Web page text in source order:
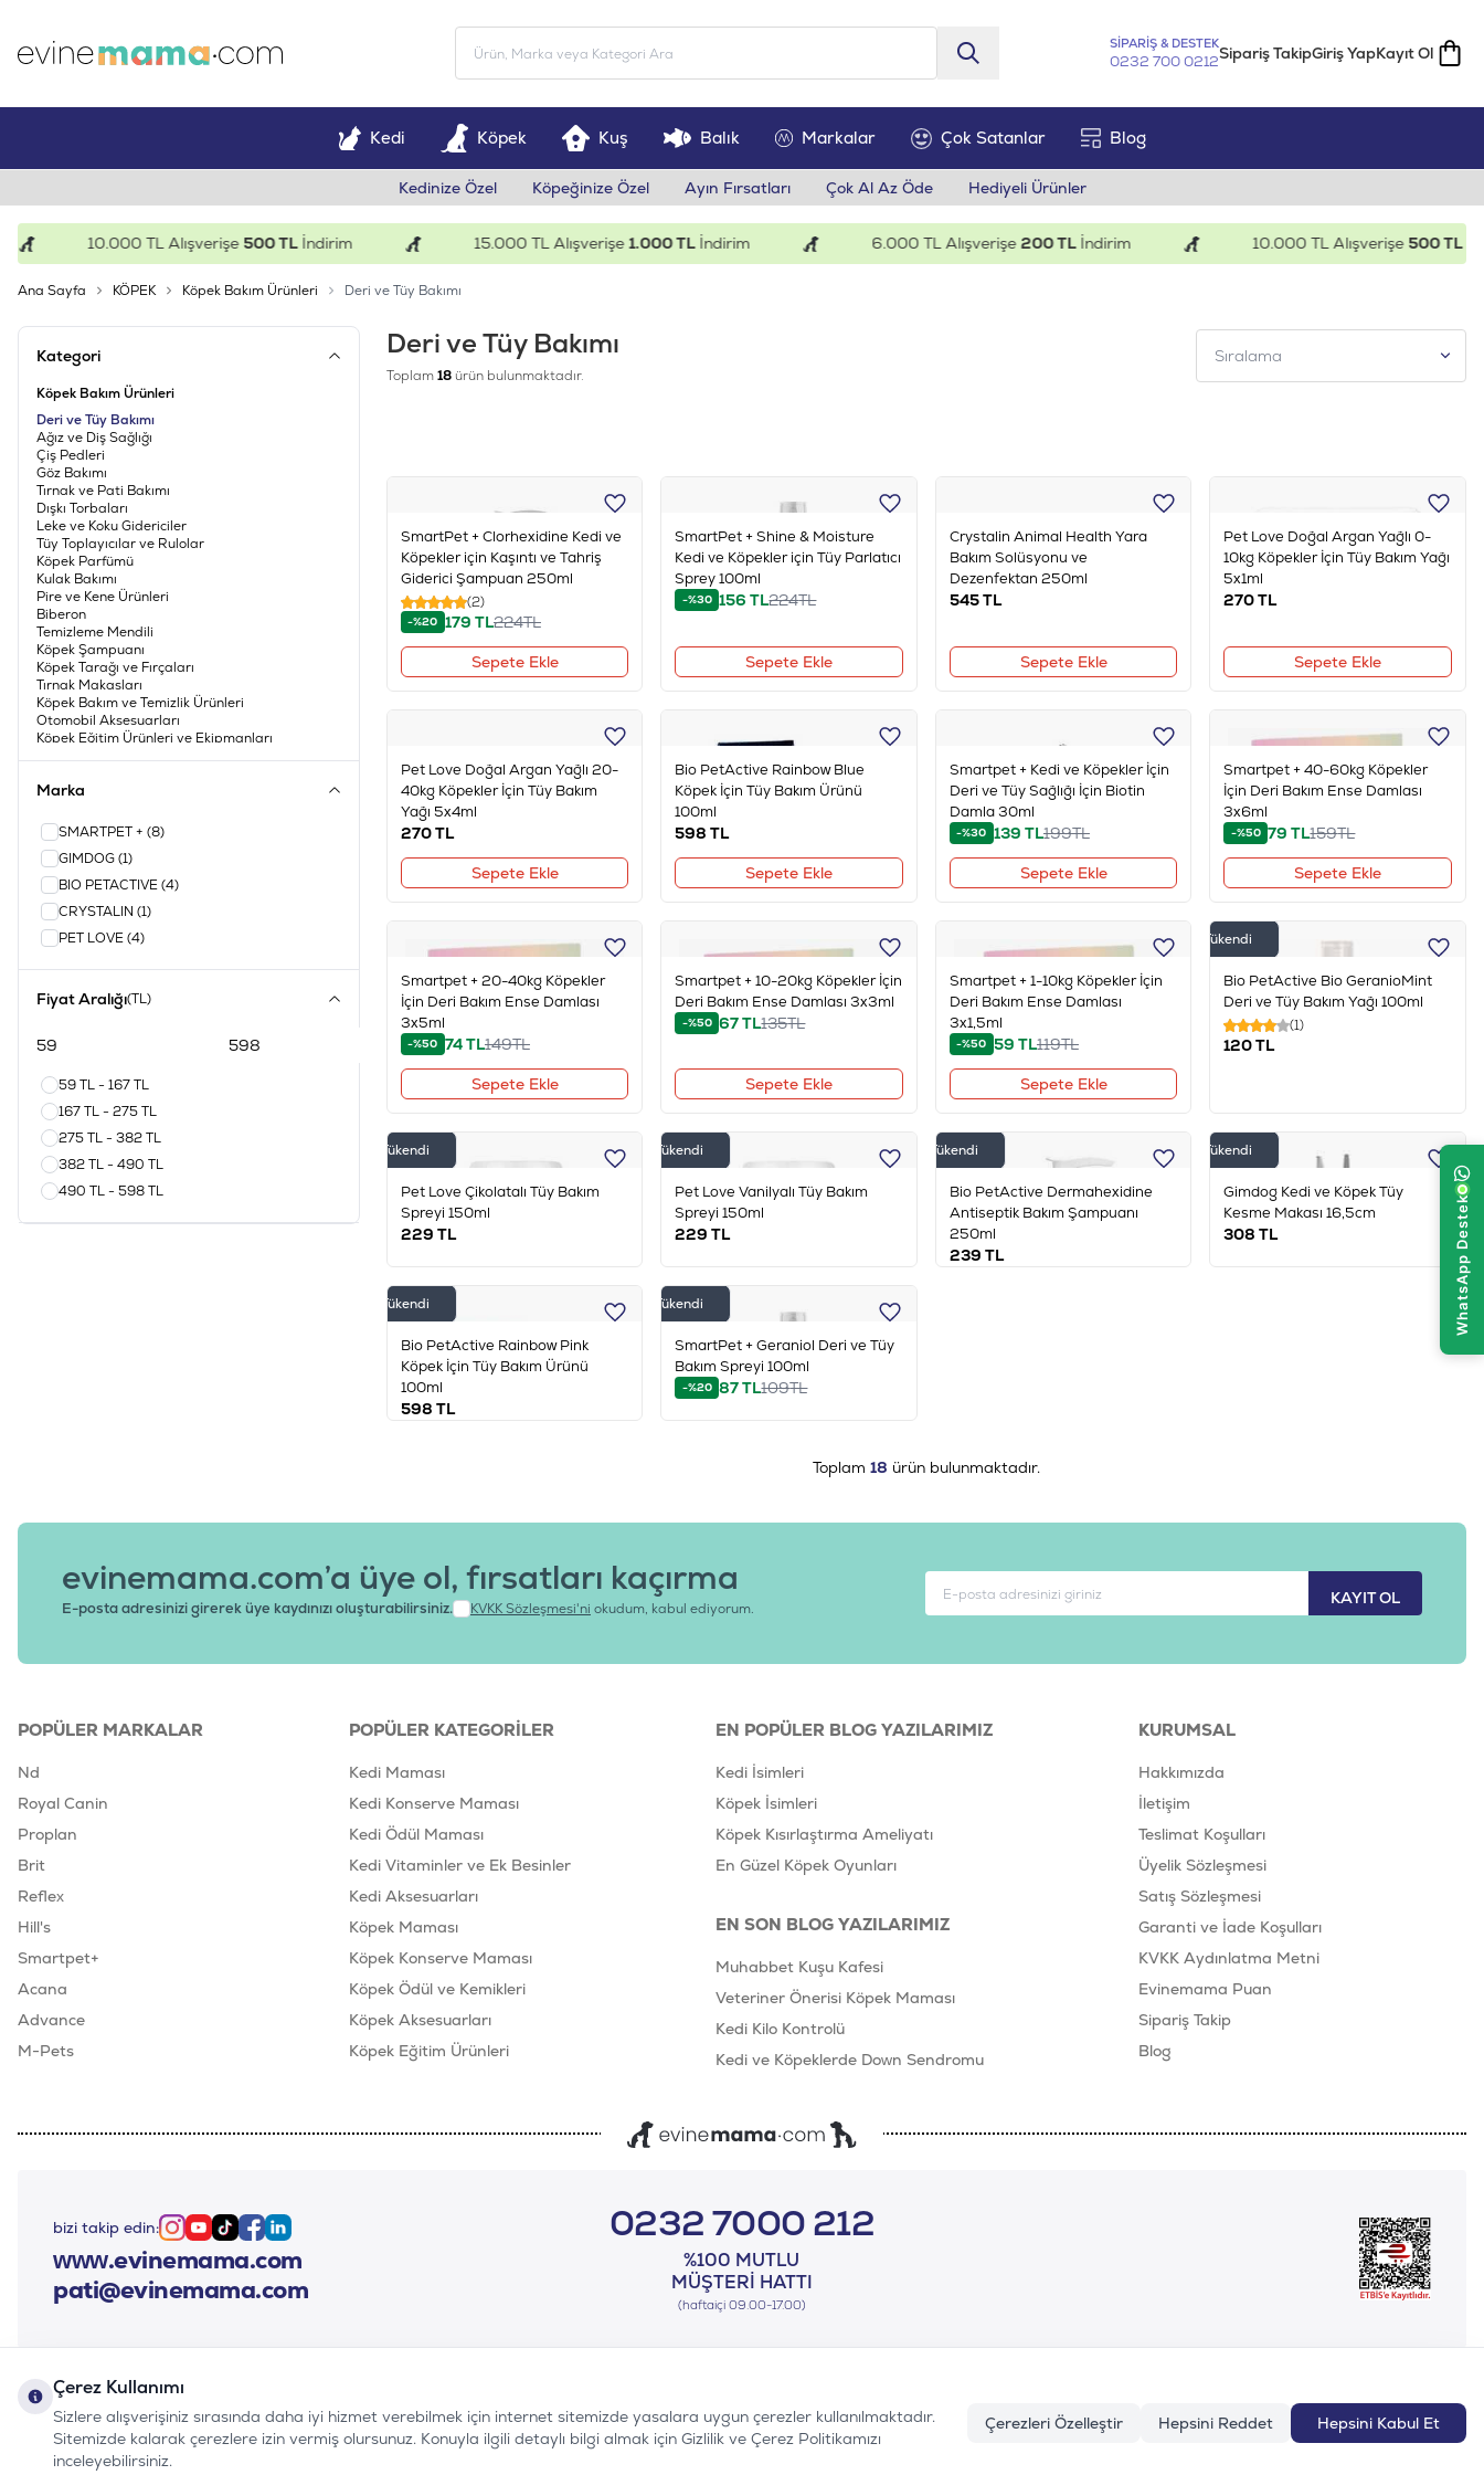
SİPARİŞ & DESTEK
0232 700 0212Sipariş TakipGiriş YapKayıt Ol
Kedi Köpek Kuş Balık Markalar Çok Satanlar Blog
Kedinize Özel Köpeğinize Özel Ayın Fırsatları Çok Al Az Öde Hediyeli Ürünler
10.000 TL Alışverişe500 TLİndirim 15.000 TL Alışverişe1.000 TLİndirim 6.000 TL Alışverişe200 TLİndirim 10.000 TL Alışverişe500 TL
Ana Sayfa KÖPEK Köpek Bakım Ürünleri Deri ve Tüy Bakımı
Kategori
Köpek Bakım Ürünleri
Deri ve Tüy Bakımı
Ağız ve Diş Sağlığı
Çiş Pedleri
Göz Bakımı
Tırnak ve Pati Bakımı
Dışkı Torbaları
Leke ve Koku Gidericiler
Tüy Toplayıcılar ve Rulolar
Köpek Parfümü
Kulak Bakımı
Pire ve Kene Ürünleri
Biberon
Temizleme Mendili
Köpek Şampuanı
Köpek Tarağı ve Fırçaları
Tırnak Makasları
Köpek Bakım ve Temizlik Ürünleri
Otomobil Aksesuarları
Köpek Eğitim Ürünleri ve Ekipmanları
Marka
SMARTPET + (8)
GIMDOG(1)
BIO PETACTIVE(4)
CRYSTALIN (1)
PET LOVE(4)
Fiyat Aralığı(TL)
59 TL - 167 TL
167 TL - 275 TL
275 TL - 382 TL
382 TL - 490 TL
490 TL - 598 TL
Deri ve Tüy Bakımı
Toplam18ürün bulunmaktadır.
SmartPet + Clorhexidine Kedi ve
Köpekler için Kaşıntı ve Tahriş
Giderici Şampuan 250ml
(2)
-%20 179 TL224TL
Sepete Ekle
SmartPet + Shine & Moisture
Kedi ve Köpekler için Tüy Parlatıcı
Sprey 100ml
-%30 156 TL224TL
Sepete Ekle
Crystalin Animal Health Yara
Bakım Solüsyonu ve
Dezenfektan 250ml
545TL
Sepete Ekle
Pet Love Doğal Argan Yağlı 0-
10kg Köpekler İçin Tüy Bakım Yağı
5x1ml
270TL
Sepete Ekle
Pet Love Doğal Argan Yağlı 20-
40kg Köpekler İçin Tüy Bakım
Yağı 5x4ml
270TL
Sepete Ekle
Bio PetActive Rainbow Blue
Köpek İçin Tüy Bakım Ürünü
100ml
598 TL
Sepete Ekle
Smartpet + Kedi ve Köpekler İçin
Deri ve Tüy Sağlığı İçin Biotin
Damla 30ml
-%30 139 TL199TL
Sepete Ekle
Smartpet + 40-60kg Köpekler
İçin Deri Bakım Ense Damlası
3x6ml
-%50 79 TL159TL
Sepete Ekle
Smartpet + 20-40kg Köpekler
İçin Deri Bakım Ense Damlası
3x5ml
-%50 74TL149TL
Sepete Ekle
Smartpet + 10-20kg Köpekler İçin
Deri Bakım Ense Damlası 3x3ml
-%50 67TL135TL
Sepete Ekle
Smartpet + 1-10kg Köpekler İçin
Deri Bakım Ense Damlası
3x1,5ml
-%50 59 TL119TL
Sepete Ekle
Tükendi
Bio PetActive Bio GeranioMint
Deri ve Tüy Bakım Yağı 100ml
(1)
120TL
Tükendi
Pet Love Çikolatalı Tüy Bakım
Spreyi 150ml
229 TL
Tükendi
Pet Love Vanilyalı Tüy Bakım
Spreyi 150ml
229 TL
Tükendi
Bio PetActive Dermahexidine
Antiseptik Bakım Şampuanı
250ml
239 TL
Tükendi
Gimdog Kedi ve Köpek Tüy
Kesme Makası 16,5cm
308 TL
Tükendi
Bio PetActive Rainbow Pink
Köpek İçin Tüy Bakım Ürünü
100ml
598 TL
Tükendi
SmartPet + Geraniol Deri ve Tüy
Bakım Spreyi 100ml
-%20 87TL109TL
Toplam 18 ürün bulunmaktadır.
KAYIT OL
evinemama.com’a üye ol, fırsatları kaçırma
E-posta adresinizi girerek üye kaydınızı oluşturabilirsiniz. KVKK Sözleşmesi'ni okudum, kabul ediyorum.
POPÜLER MARKALAR
Nd
Royal Canin
Proplan
Brit
Reflex
Hill's
Smartpet+
Acana
Advance
M-Pets
POPÜLER KATEGORILER
Kedi Maması
Kedi Konserve Maması
Kedi Ödül Maması
Kedi Vitaminler ve Ek Besinler
Kedi Aksesuarları
Köpek Maması
Köpek Konserve Maması
Köpek Ödül ve Kemikleri
Köpek Aksesuarları
Köpek Eğitim Ürünleri
EN POPÜLER BLOG YAZILARIMIZ
Kedi İsimleri
Köpek İsimleri
Köpek Kısırlaştırma Ameliyatı
En Güzel Köpek Oyunları
EN SON BLOG YAZILARIMIZ
Muhabbet Kuşu Kafesi
Veteriner Önerisi Köpek Maması
Kedi Kilo Kontrolü
Kedi ve Köpeklerde Down Sendromu
KURUMSAL
Hakkımızda
İletişim
Teslimat Koşulları
Üyelik Sözleşmesi
Satış Sözleşmesi
Garanti ve İade Koşulları
KVKK Aydınlatma Metni
Evinemama Puan
Sipariş Takip
Blog
bizi takip edin: Instagram
Youtube
TiktokFacebook
Linkedin
www.evinemama.com
pati@evinemama.com
0232 7000 212
%100 MUTLU
MÜŞTERI HATTI
(haftaiçi 09.00-17.00)
Çerez Kullanımı
Sizlere alışverişiniz sırasında daha iyi hizmet verebilmek için internet sitemizde yasalara uygun çerezler kullanılmaktadır.
Sitemizde kalarak çerezlere izin vermiş olursunuz. Konuyla ilgili detaylı bilgi almak için Gizlilik ve Çerez Politikamızı
inceleyebilirsiniz.
Çerezleri Özelleştir Hepsini Reddet Hepsini Kabul Et